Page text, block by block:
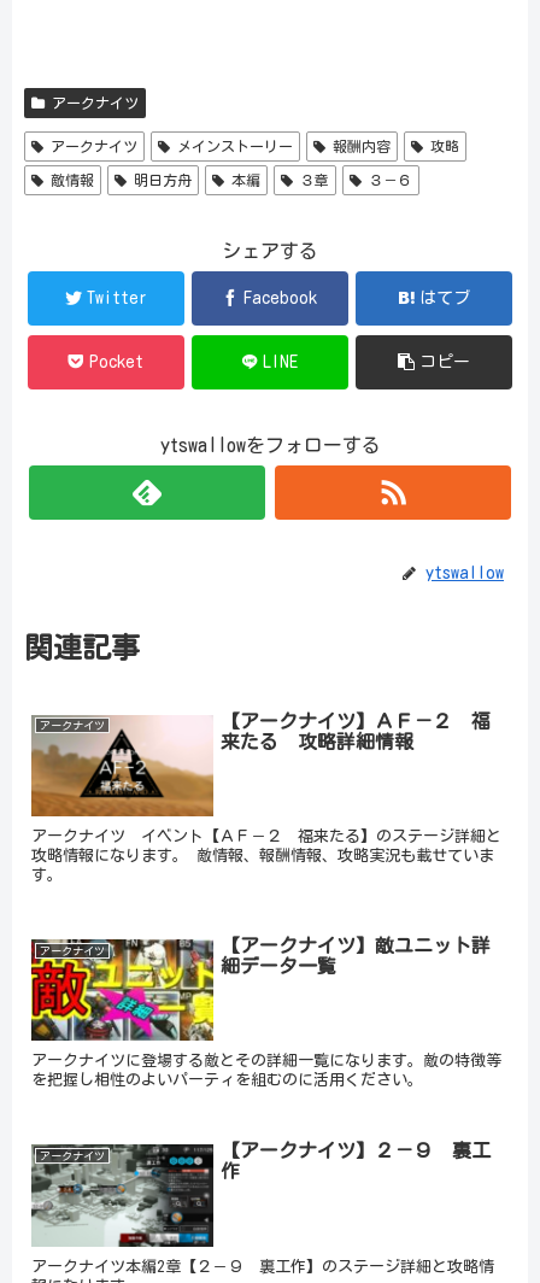
アークナイツ
アークナイツ メインストーリー 報酬内容 攻略
敵情報 明日方舟 本編 ３章 ３－６
シェアする
Twitter Facebook はてブ
Pocket LINE コピー
ytswallowをフォローする
ytswallow
関連記事
アークナイツ
【アークナイツ】ＡＦ－２ 福
来たる 攻略詳細情報
アークナイツ イベント【ＡＦ－２ 福来たる】のステージ詳細と
攻略情報になります。 敵情報、報酬情報、攻略実況も載せていま
す。
アークナイツ
【アークナイツ】敵ユニット詳
細データ一覧
アークナイツに登場する敵とその詳細一覧になります。敵の特徴等
を把握し相性のよいパーティを組むのに活用ください。
アークナイツ
【アークナイツ】２－９ 裏工
作
アークナイツ本編2章【２－９ 裏工作】のステージ詳細と攻略情